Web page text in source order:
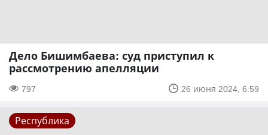
Дело Бишимбаева: суд приступил к
рассмотрению апелляции
797 26 июня 2024, 6:59
Республика